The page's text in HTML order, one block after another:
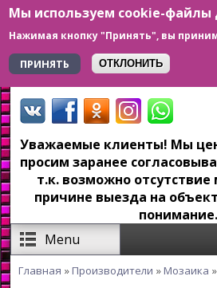
Мы используем cookie-файлы
Нажимая кнопку "Принять", вы
ПРИНЯТЬ
ОТКЛОНИТЬ
Перейти к основному
+7
Уважаемые клиенты! Мы
просим заранее
т.к. возможно
причине выезда на
понимание.
Menu
Главная »Производители »Мозаика